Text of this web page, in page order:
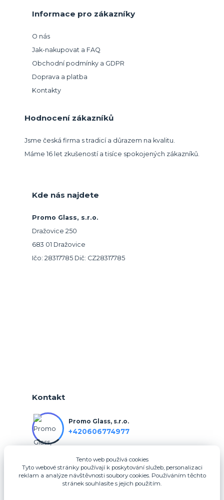
Informace pro zákazníky
O nás
Jak-nakupovat a FAQ
Obchodní podmínky a GDPR
Doprava a platba
Kontakty
Hodnocení zákazníků
Jsme česká firma s tradicí a důrazem na kvalitu.
Máme 16 let zkušeností a tisíce spokojených zákazníků.
Kde nás najdete
Promo Glass, s.r.o.
Dražovice 250
683 01 Dražovice
Ičo: 28317785 Dič: CZ28317785
Kontakt
Promo Glass, s.r.o.
+420606774977
info@3dfotodarky.cz
Tento web používá cookies
Tyto webové stránky používají k poskytování služeb, personalizaci
reklam a analýze návštěvnosti soubory cookies. Používáním těchto
stránek souhlasíte s jejich použitím.